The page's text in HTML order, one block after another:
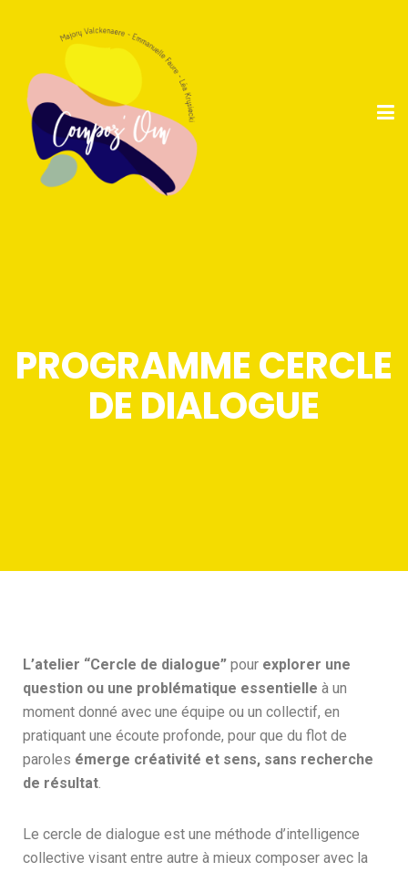
PROGRAMME CERCLE
DE DIALOGUE
L’atelier “Cercle de dialogue” pour explorer une
question ou une problématique essentielle à un
moment donné avec une équipe ou un collectif, en
pratiquant une écoute profonde, pour que du flot de
paroles émerge créativité et sens, sans recherche
de résultat.
Le cercle de dialogue est une méthode d’intelligence
collective visant entre autre à mieux composer avec la